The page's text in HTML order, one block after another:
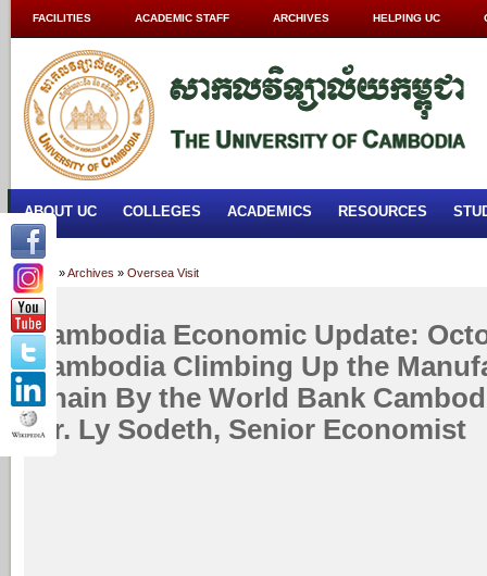
FACILITIES ACADEMIC STAFF ARCHIVES HELPING UC
ABOUT UC COLLEGES ACADEMICS RESOURCES
Home »Archives » Oversea Visit
Cambodia Economic Update:
Cambodia Climbing Up the
Chain By the World Bank
Mr. Ly Sodeth, Senior Economist